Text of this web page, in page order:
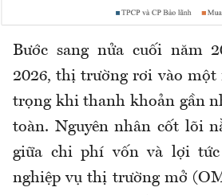
Bước sang nửa cuối năm
2026, thị trường rơi vào một
trọng khi thanh khoản gần
toàn. Nguyên nhân cốt lõi
giữa chi phí vốn và lợi
nghiệp vụ thị trường mở